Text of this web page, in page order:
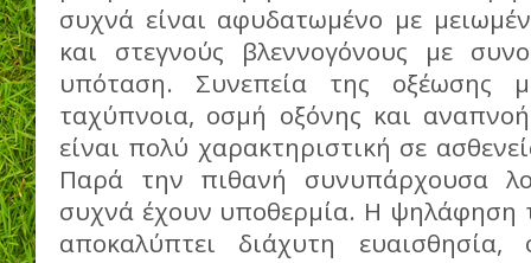
συχνά είναι αφυδατωμένο με
και στεγνούς βλεννογόνους με
υπόταση. Συνεπεία της οξέωσης
ταχύπνοια, οσμή οξόνης και
είναι πολύ χαρακτηριστική σε
Παρά την πιθανή συνυπάρχουσα
συχνά έχουν υποθερμία. Η ψηλάφηση
αποκαλύπτει διάχυτη ευαισθησία,